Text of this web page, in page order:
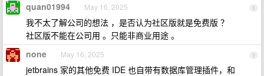
8
quan01994 May 16, 2025
我不太了解公司的想法 ，是否认为社区版就是免费版 ？
社区版不能在公司用 。只能非商业用途 。
9
none May 16, 2025
jetbrains 家的其他免费 IDE 也自带有数据库管理插件，和